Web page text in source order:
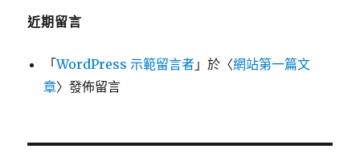
近期留言
「WordPress 示範留言者 」於〈網站第一篇文
章〉發佈留言